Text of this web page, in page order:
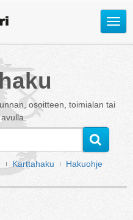
Avaa
haku
osoitteen, toimialan tai
Karttahaku Hakuohje